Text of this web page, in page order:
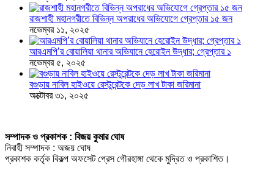
রাজশাহী মহানগরীতে বিভিন্ন অপরাধের অভিযোগে গ্রেপ্তার ১৫ জন
নভেম্বর ১১, ২০২৫
আরএমপি’র বোয়ালিয়া থানার অভিযানে হেরোইন উদ্ধার; গ্রেপ্তার ১
নভেম্বর ৫, ২০২৫
বগুড়ায় নাবিল হাইওয়ে রেস্টুরেন্টকে দেড় লাখ টাকা জরিমানা
অক্টোবর ৩১, ২০২৫
সম্পাদক ও প্রকাশক : বিজয় কুমার ঘোষ
নিবাহী সম্পাদক : অজয় ঘোষ
প্রকাশক কর্তৃক বিকল্প অফসেট প্রেস গৌরহাঙ্গা থেকে মুদ্রিত ও প্রকাশিত।